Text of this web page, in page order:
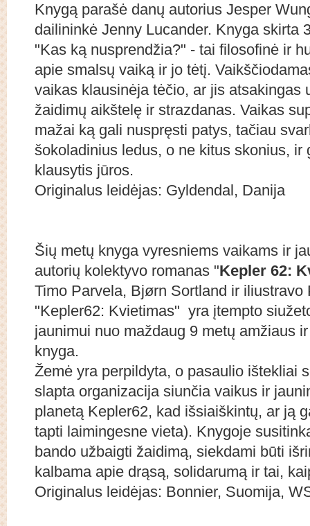
Knygą parašė danų autorius Jesper
dailininkė Jenny Lucander. Knyga skirta
"Kas ką nusprendžia?" - tai filosofinė ir
apie smalsų vaiką ir jo tėtį.
vaikas klausinėja tėčio, ar jis atsakingas
žaidimų aikštelę ir strazdanas. Vaikas
mažai ką gali nuspręsti patys, tačiau
šokoladinius ledus, o ne kitus skonius, ir
klausytis jūros.
Originalus leidėjas: Gyldendal, Danija
Šių metų knyga vyresniems vaikams ir
autorių kolektyvo romanas "Kepler 62:
Timo Parvela, Bjørn Sortland ir iliustravo
"Kepler62: Kvietimas" yra įtempto
jaunimui nuo maždaug 9 metų amžiaus
knyga.
Žemė yra perpildyta, o pasaulio ištekliai
slapta organizacija siunčia vaikus ir
planetą Kepler62, kad išsiaiškintų, ar ją
tapti laimingesne vieta). Knygoje
bando užbaigti žaidimą, siekdami būti
kalbama apie drąsą, solidarumą ir tai,
Originalus leidėjas: Bonnier, Suomija,